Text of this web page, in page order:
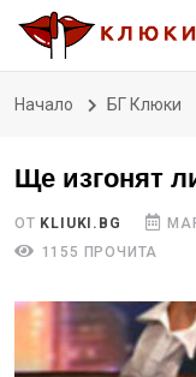
Начало БГ Клюки
Ще изгонят
ОТ KLIUKI.BG
1155 ПРОЧИТА